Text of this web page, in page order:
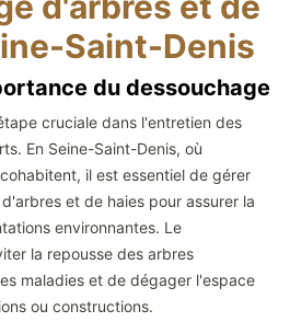
Saint-Denis
du dessouchage
cruciale dans l'entretien des
En Seine-Saint-Denis, où
il est essentiel de gérer
et de haies pour assurer la
environnantes. Le
la repousse des arbres
maladies et de dégager l'espace
ou constructions.